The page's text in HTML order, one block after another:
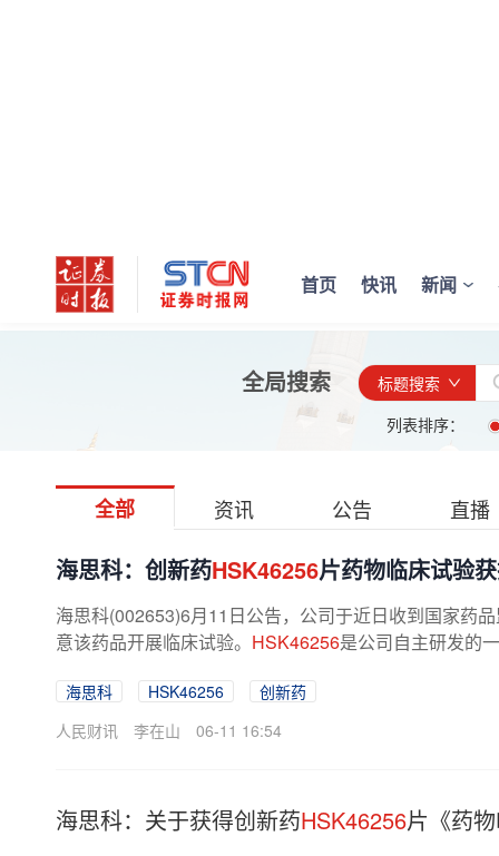
首页 快讯 新闻
全局搜索
标题搜索
列表排序：
全部 资讯 公告 直播
海思科：创新药HSK46256片药物临床试验
海思科(002653)6月11日公告，公司于近日收到国家药
意该药品开展临床试验。 HSK46256是公司自主研发的
海思科 HSK46256
创新药
人民财讯
李在山 06-11 16:54
海思科：关于获得创新药HSK46256片《药